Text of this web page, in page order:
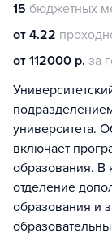
15 бюджетных
от 4.22
от 112000 р. за
университета.
включает
образования. В
отделение
образования и